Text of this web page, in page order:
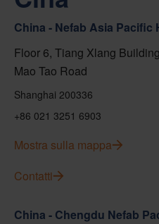
China - Nefab Asia Pacific
Floor 6, Tiang Xlang
Mao Tao Road
Shanghai 200336
+86 021 3251 6903
Mostra sulla mappa
Contatti
China - Chengdu Nefab